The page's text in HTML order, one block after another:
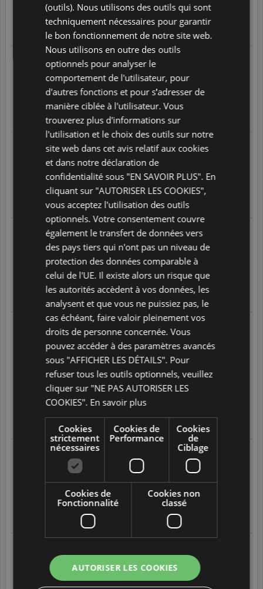
5/5
Translate
suite à une expérience réalisée le
29/07/2026
Il m'aide à être plus à l'aise
5/5
Translate
29/07/2026 à 12:59
suite à une expérience réalisée le
Professeurs a l'écoute, disponibles
5/5
Translate
29/07/2026 à 12:56
suite à une expérience réalisée le
29/07/2026
Ca ma permis de commencer a apprendre l'anglais
regulierement
5/5
28/07/2026 à 11:00
suite à une expérience réalisée le
28/07/2026
Reception au top par toutes les personnes qui y travaillent
Cours à la portée des élèves
Toujours disponibles
Translate
Emmanuelle V
28/07/2026 à 10:59
suite à une expérience réalisée le
28/07/2026
5/5
Translate
24/07/2026
Bonne progression de mon anglais
GERMAN
ITALIAN
PORTUGUESE
JAPANESE
CZ
SLOVAK
(outils). Nous utilisons des outils qui sont
techniquement nécessaires pour garantir
le bon fonctionnement de notre site web.
Nous utilisons en outre des outils
optionnels pour analyser le
comportement de l'utilisateur, pour
d'autres fonctions et pour s'adresser de
manière ciblée à l'utilisateur. Vous
trouverez plus d'informations sur
l'utilisation et le choix des outils sur notre
site web dans cet avis relatif aux cookies
et dans notre déclaration de
confidentialité sous "EN SAVOIR PLUS". En
cliquant sur "AUTORISER LES COOKIES",
vous acceptez l'utilisation des outils
optionnels. Votre consentement couvre
également le transfert de données vers
des pays tiers qui n'ont pas un niveau de
protection des données comparable à
celui de l'UE. Il existe alors un risque que
les autorités accèdent à vos données, les
analysent et que vous ne puissiez pas, le
cas échéant, faire valoir pleinement vos
droits de personne concernée. Vous
pouvez accéder à des paramètres avancés
sous "AFFICHER LES DÉTAILS". Pour
refuser tous les outils optionnels, veuillez
cliquer sur "NE PAS AUTORISER LES
COOKIES". En savoir plus
Cookies
strictement
nécessaires
Cookies de
Performance
Cookies
de
Ciblage
Cookies de
Fonctionnalité
Cookies non
classé
AUTORISER LES COOKIES